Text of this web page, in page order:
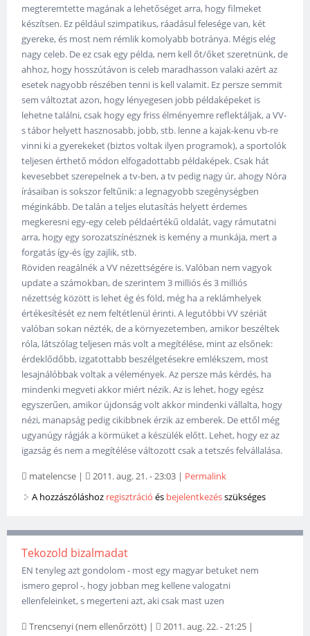
megteremtette magának a lehetőséget arra, hogy filmeket
készítsen. Ez például szimpatikus, ráadásul felesége van, két
gyereke, és most nem rémlik komolyabb botránya. Mégis elég
nagy celeb. De ez csak egy példa, nem kell őt/őket szeretnünk, de
ahhoz, hogy hosszútávon is celeb maradhasson valaki azért az
esetek nagyobb részében tenni is kell valamit. Ez persze semmit
sem változtat azon, hogy lényegesen jobb példaképeket is
lehetne találni, csak hogy egy friss élményemre reflektáljak, a VV-
s tábor helyett hasznosabb, jobb, stb. lenne a kajak-kenu vb-re
vinni ki a gyerekeket (biztos voltak ilyen programok), a sportolók
teljesen érthető módon elfogadottabb példaképek. Csak hát
kevesebbet szerepelnek a tv-ben, a tv pedig nagy úr, ahogy Nóra
írásaiban is sokszor feltűnik: a legnagyobb szegénységben
méginkább. De talán a teljes elutasítás helyett érdemes
megkeresni egy-egy celeb példaértékű oldalát, vagy rámutatni
arra, hogy egy sorozatszínésznek is kemény a munkája, mert a
forgatás így-és így zajlik, stb.
Röviden reagálnék a VV nézettségére is. Valóban nem vagyok
update a számokban, de szerintem 3 milliós és 3 milliós
nézettség között is lehet ég és föld, még ha a reklámhelyek
értékesítését ez nem feltétlenül érinti. A legutóbbi VV szériát
valóban sokan nézték, de a környezetemben, amikor beszéltek
róla, látszólag teljesen más volt a megítélése, mint az elsőnek:
érdeklődőbb, izgatottabb beszélgetésekre emlékszem, most
lesajnálóbbak voltak a vélemények. Az persze más kérdés, ha
mindenki megveti akkor miért nézik. Az is lehet, hogy egész
egyszerűen, amikor újdonság volt akkor mindenki vállalta, hogy
nézi, manapság pedig cikibbnek érzik az emberek. De ettől még
ugyanúgy rágják a körmüket a készülék előtt. Lehet, hogy ez az
igazság és nem a megítélése változott csak a tetszés felvállalása.
matelencse | 2011. aug. 21. - 23:03 | Permalink
A hozzászóláshoz regisztráció és bejelentkezésszükséges
Tekozold bizalmadat
EN tenyleg azt gondolom - most egy magyar betuket nem
ismero geprol -, hogy jobban meg kellene valogatni
ellenfeleinket, s megerteni azt, aki csak mast uzen
Trencsenyi (nem ellenőrzött) | 2011. aug. 22. - 21:25 |